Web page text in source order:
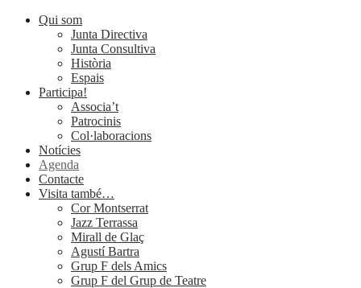
Qui som
Junta Directiva
Junta Consultiva
Història
Espais
Participa!
Associa’t
Patrocinis
Col·laboracions
Notícies
Agenda
Contacte
Visita també…
Cor Montserrat
Jazz Terrassa
Mirall de Glaç
Agustí Bartra
Grup F dels Amics
Grup F del Grup de Teatre